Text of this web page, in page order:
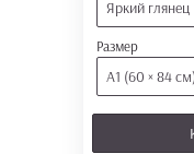
Яркий глянец
Размер
А1 (60 × 84 см)